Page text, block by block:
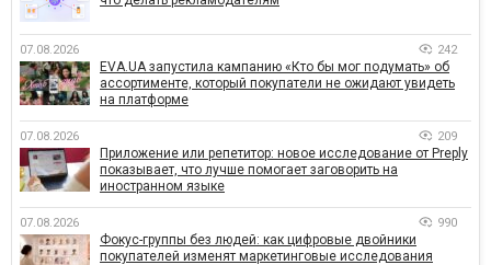
07.08.2026 242
EVA.UA запустила кампанию «Кто бы мог подумать» об
ассортименте, который покупатели не ожидают увидеть
на платформе
07.08.2026 209
Приложение или репетитор: новое исследование от Preply
показывает, что лучше помогает заговорить на
иностранном языке
07.08.2026 990
Фокус-группы без людей: как цифровые двойники
покупателей изменят маркетинговые исследования